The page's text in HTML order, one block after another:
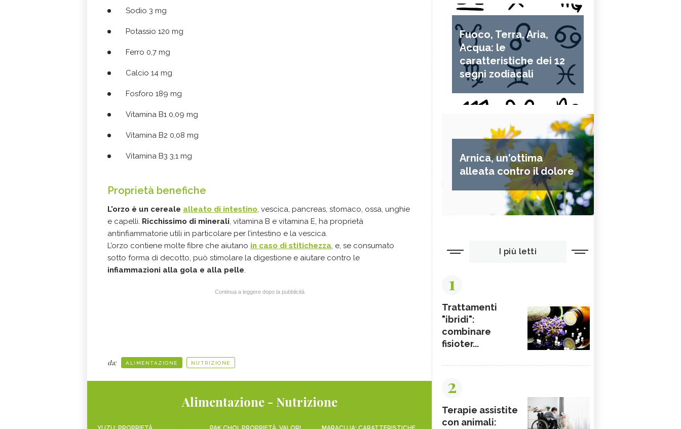
Sodio 3 mg
Potassio 120 mg
Ferro 0,7 mg
Calcio 14 mg
Fosforo 189 mg
Vitamina B1 0,09 mg
Vitamina B2 0,08 mg
Vitamina B3 3,1 mg
Proprietà benefiche
L'orzo è un cereale alleato di intestino, vescica, pancreas, stomaco, ossa, unghie
e capelli. Ricchissimo di minerali, vitamina B e vitamina E, ha proprietà
antinfiammatorie utili in particolare per l’intestino e la vescica.
L’orzo contiene molte fibre che aiutano in caso di stitichezza, e, se consumato
sotto forma di decotto, può stimolare la digestione e aiutare contro le
infiammazioni alla gola e alla pelle.
Continua a leggere dopo la pubblicità
da: ALIMENTAZIONE NUTRIZIONE
Alimentazione - Nutrizione
Fuoco, Terra, Aria,
Acqua: le
caratteristiche dei 12
segni zodiacali
Arnica, un'ottima
alleata contro il dolore
I più letti
1
Trattamenti
"ibridi":
combinare
fisioter...
2
Terapie assistite
con animali: